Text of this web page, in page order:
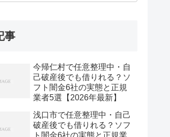
事
今帰仁村で任意整理中・自
己破産後でも借りれる？ソ
フト闇金6社の実態と正規
業者5選【2026年最新】
浅口市で任意整理中・自己
破産後でも借りれる？ソフ